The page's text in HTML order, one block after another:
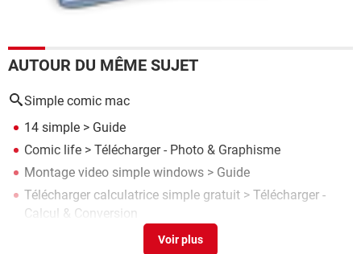
AUTOUR DU MÊME SUJET
Simple comic mac
14 simple > Guide
Comic life > Télécharger - Photo & Graphisme
Montage video simple windows > Guide
Télécharger calculatrice simple gratuit > Télécharger -
Calcul & Conversion
> Guide